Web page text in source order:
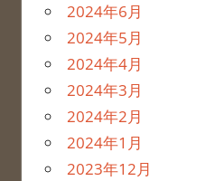
2024年6月
2024年5月
2024年4月
2024年3月
2024年2月
2024年1月
2023年12月